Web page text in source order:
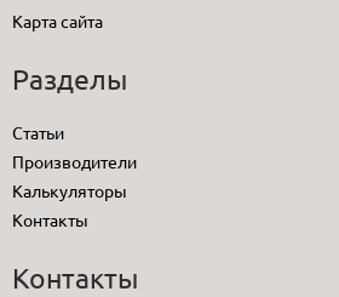
Карта сайта
Разделы
Статьи
Производители
Калькуляторы
Контакты
Контакты